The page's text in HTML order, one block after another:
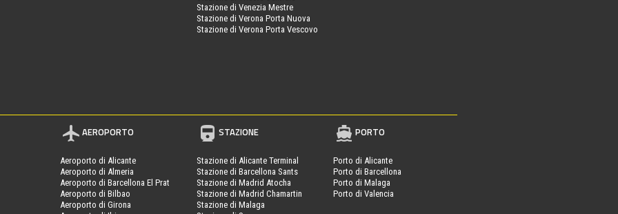
Stazione di Venezia Mestre
Stazione di Verona Porta Nuova
Stazione di Verona Porta Vescovo
AEROPORTO
Aeroporto di Alicante
Aeroporto di Almeria
Aeroporto di Barcellona El Prat
Aeroporto di Bilbao
Aeroporto di Girona
STAZIONE
Stazione di Alicante Terminal
Stazione di Barcellona Sants
Stazione di Madrid Atocha
Stazione di Madrid Chamartin
Stazione di Malaga
PORTO
Porto di Alicante
Porto di Barcellona
Porto di Malaga
Porto di Valencia